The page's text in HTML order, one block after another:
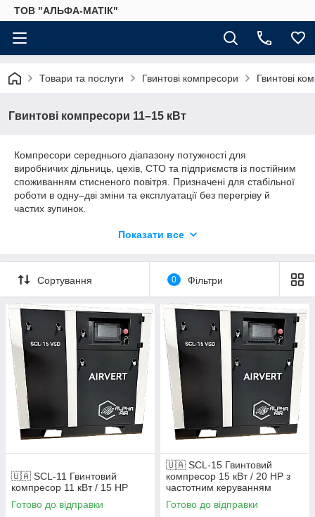
ТОВ "АЛЬФА-МАТІК"
Товари та послуги Гвинтові компресори Гвинтові
Гвинтові компресори 11–15 кВт
Компресори середнього діапазону потужності для
виробничих дільниць, цехів, СТО та підприємств із постійним
споживанням стисненого повітря. Призначені для стабільної
роботи в одну–дві зміни та експлуатації без перегріву й
частих зупинок.
✔ Підходять для безперервної роботи
✔ Доступні виконання з частотним перетворювачем
✔ Можлива комплектація: ресивер, осушувач, фільтри
✔ Обладнання в наявності на складі
📞 Підберемо компресор під вашу витрату повітря та режим
роботи — телефонуйте.
Показати все
Сортування 0 Фільтри
🇺🇦 SCL-11 Гвинтовий
компресор 11 кВт / 15 HP
Готово до відправки
🇺🇦 SCL-15 Гвинтовий
компресор 15 кВт / 20 HP з
частотним керуванням
Готово до відправки